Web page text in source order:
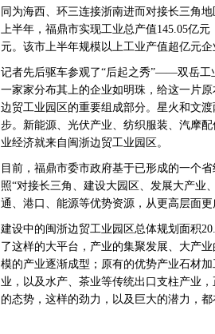
同为海西、环三连接浙南进而对接长三角
上半年，福鼎市实现工业总产值145.05亿
元。该市上半年规模以上工业产值超亿元企
记者先后驱车参观了“后起之秀”——双岳工
一家家分布其上的企业如明珠，给这一片
边贸工业园区的重要组成部分。星火和文
步。新能源、光伏产业、纺织服装、汽摩
业经济就来自闽浙边贸工业园区。
目前，福鼎市委市政府基于已形成的一个
照“对接长三角、建设大园区、发展大产业
通、港口、能源等优势资源，从更高层面
建设中的闽浙边贸工业园区总体规划面积
了这样的大平台，产业的集聚发展、大产
模的产业逐渐成型；原有的优势产业石材
业，以及水产、茶业等传统出口支柱产业
的态势，这样的劲力，以及巨大的潜力，